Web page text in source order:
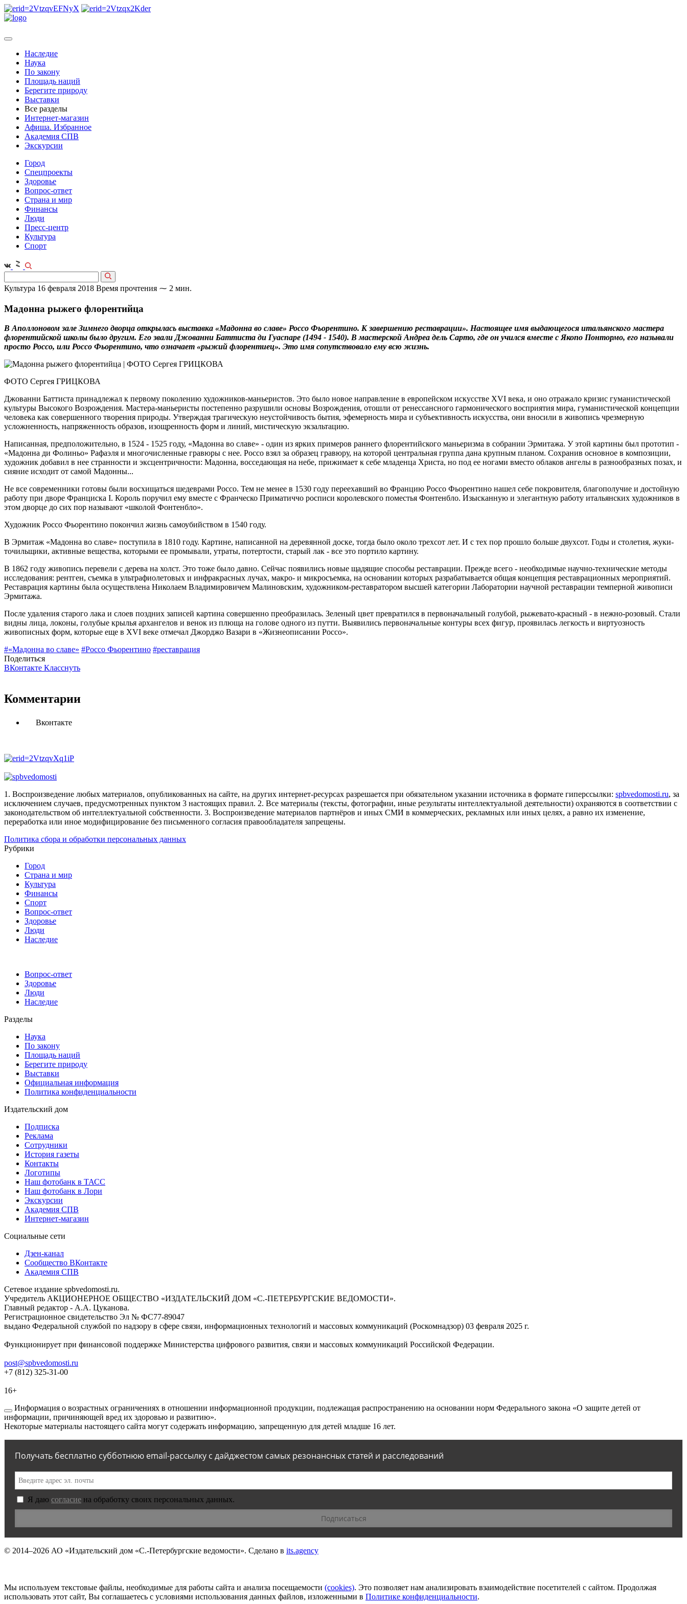
Наследие
Наука
По закону
Площадь наций
Берегите природу
Выставки
Все разделы
Интернет-магазин
Афиша. Избранное
Академия СПВ
Экскурсии
Город
Спецпроекты
Здоровье
Вопрос-ответ
Страна и мир
Финансы
Люди
Пресс-центр
Культура
Спорт
Культура 16 февраля 2018 Время прочтения ⁓ 2 мин.
Мадонна рыжего флорентийца
В Аполлоновом зале Зимнего дворца открылась выставка «Мадонна во славе» Россо Фьорентино. К завершению реставрации». Настоящее имя выдающегося итальянского мастера
флорентийской школы было другим. Его звали Джованни Баттиста ди Гуаспаре (1494 - 1540). В мастерской Андреа дель Сарто, где он учился вместе с Якопо Понтормо, его называли
просто Россо, или Россо Фьорентино, что означает «рыжий флорентиец». Это имя сопутствовало ему всю жизнь.
ФОТО Сергея ГРИЦКОВА
Джованни Баттиста принадлежал к первому поколению художников-маньеристов. Это было новое направление в европейском искусстве XVI века, и оно отражало кризис гуманистической
культуры Высокого Возрождения. Мастера-маньеристы постепенно разрушили основы Возрождения, отошли от ренессансного гармонического восприятия мира, гуманистической концепции
человека как совершенного творения природы. Утверждая трагическую неустойчивость бытия, эфемерность мира и субъективность искусства, они вносили в живопись чрезмерную
усложненность, напряженность образов, изощренность форм и линий, мистическую экзальтацию.
Написанная, предположительно, в 1524 - 1525 году, «Мадонна во славе» - один из ярких примеров раннего флорентийского маньеризма в собрании Эрмитажа. У этой картины был прототип -
«Мадонна ди Фолиньо» Рафаэля и многочисленные гравюры с нее. Россо взял за образец гравюру, на которой центральная группа дана крупным планом. Сохранив основное в композиции,
художник добавил в нее странности и эксцентричности: Мадонна, восседающая на небе, прижимает к себе младенца Христа, но под ее ногами вместо облаков ангелы в разнообразных позах, и
сияние исходит от самой Мадонны...
Не все современники готовы были восхищаться шедеврами Россо. Тем не менее в 1530 году переехавший во Францию Россо Фьорентино нашел себе покровителя, благополучие и достойную
работу при дворе Франциска I. Король поручил ему вместе с Франческо Приматиччо росписи королевского поместья Фонтенбло. Изысканную и элегантную работу итальянских художников в
этом дворце до сих пор называют «школой Фонтенбло».
Художник Россо Фьорентино покончил жизнь самоубийством в 1540 году.
В Эрмитаж «Мадонна во славе» поступила в 1810 году. Картине, написанной на деревянной доске, тогда было около трехсот лет. И с тех пор прошло больше двухсот. Годы и столетия, жуки-
точильщики, активные вещества, которыми ее промывали, утраты, потертости, старый лак - все это портило картину.
В 1862 году живопись перевели с дерева на холст. Это тоже было давно. Сейчас появились новые щадящие способы реставрации. Прежде всего - необходимые научно-технические методы
исследования: рентген, съемка в ультрафиолетовых и инфракрасных лучах, макро- и микросъемка, на основании которых разрабатывается общая концепция реставрационных мероприятий.
Реставрация картины была осуществлена Николаем Владимировичем Малиновским, художником-реставратором высшей категории Лаборатории научной реставрации темперной живописи
Эрмитажа.
После удаления старого лака и слоев поздних записей картина совершенно преобразилась. Зеленый цвет превратился в первоначальный голубой, рыжевато-красный - в нежно-розовый. Стали
видны лица, локоны, голубые крылья архангелов и венок из плюща на голове одного из путти. Выявились первоначальные контуры всех фигур, проявилась легкость и виртуозность
живописных форм, которые еще в XVI веке отмечал Джорджо Вазари в «Жизнеописании Россо».
#«Мадонна во славе» #Россо Фьорентино #реставрация
Поделиться
ВКонтакте Класснуть
Комментарии
Вконтакте
1. Воспроизведение любых материалов, опубликованных на сайте, на других интернет-ресурсах разрешается при обязательном указании источника в формате гиперссылки: spbvedomosti.ru, за
исключением случаев, предусмотренных пунктом 3 настоящих правил. 2. Все материалы (тексты, фотографии, иные результаты интеллектуальной деятельности) охраняются в соответствии с
законодательством об интеллектуальной собственности. 3. Воспроизведение материалов партнёров и иных СМИ в коммерческих, рекламных или иных целях, а равно их изменение,
переработка или иное модифицирование без письменного согласия правообладателя запрещены.
Политика сбора и обработки персональных данных
Рубрики
Город
Страна и мир
Культура
Финансы
Спорт
Вопрос-ответ
Здоровье
Люди
Наследие
Вопрос-ответ
Здоровье
Люди
Наследие
Разделы
Наука
По закону
Площадь наций
Берегите природу
Выставки
Официальная информация
Политика конфиденциальности
Издательский дом
Подписка
Реклама
Сотрудники
История газеты
Контакты
Логотипы
Наш фотобанк в ТАСС
Наш фотобанк в Лори
Экскурсии
Академия СПВ
Интернет-магазин
Социальные сети
Дзен-канал
Сообщество ВКонтакте
Академия СПВ
Сетевое издание spbvedomosti.ru.
Учредитель АКЦИОНЕРНОЕ ОБЩЕСТВО «ИЗДАТЕЛЬСКИЙ ДОМ «С.-ПЕТЕРБУРГСКИЕ ВЕДОМОСТИ».
Главный редактор - А.А. Цуканова.
Регистрационное свидетельство Эл № ФС77-89047
выдано Федеральной службой по надзору в сфере связи, информационных технологий и массовых коммуникаций (Роскомнадзор) 03 февраля 2025 г.
Функционирует при финансовой поддержке Министерства цифрового развития, связи и массовых коммуникаций Российской Федерации.
post@spbvedomosti.ru
+7 (812) 325-31-00
16+
Информация о возрастных ограничениях в отношении информационной продукции, подлежащая распространению на основании норм Федерального закона «О защите детей от
информации, причиняющей вред их здоровью и развитию».
Некоторые материалы настоящего сайта могут содержать информацию, запрещенную для детей младше 16 лет.
Получать бесплатно субботнюю email-рассылку с дайджестом самых резонансных статей и расследований
Я даю согласие на обработку своих персональных данных.
© 2014–2026 АО «Издательский дом «С.-Петербургские ведомости». Сделано в its.agency
Мы используем текстовые файлы, необходимые для работы сайта и анализа посещаемости (сookies). Это позволяет нам анализировать взаимодействие посетителей с сайтом. Продолжая
использовать этот сайт, Вы соглашаетесь с условиями использования данных файлов, изложенными в Политике конфиденциальности.